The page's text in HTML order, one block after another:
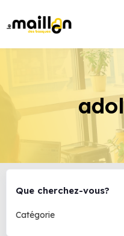
Que cherchez-vous?
Catégorie